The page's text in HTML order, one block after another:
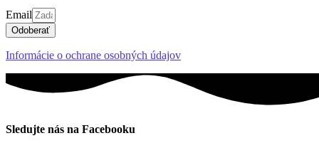
Email
Odoberať
Informácie o ochrane osobných údajov
Sledujte nás na Facebooku